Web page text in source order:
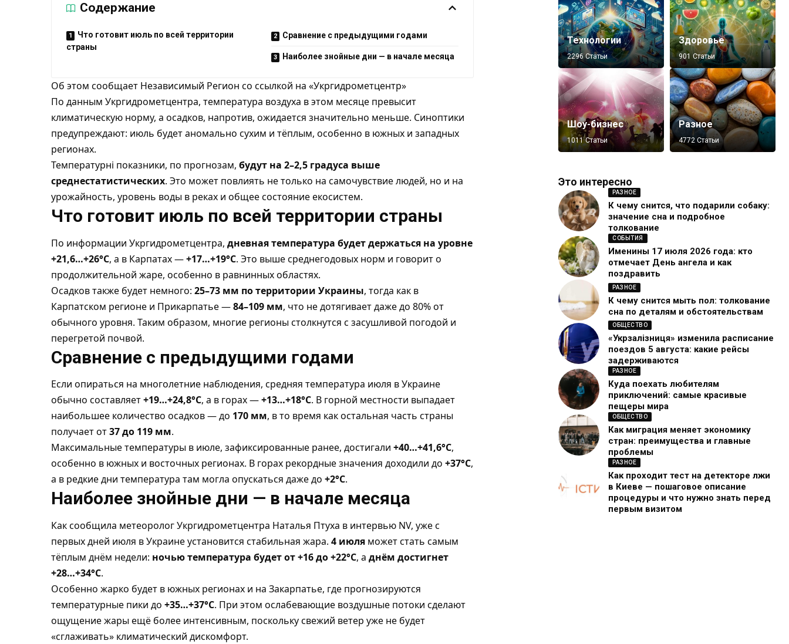
Содержание
Что готовит июль по всей территории
страны
Сравнение с предыдущими годами
Наиболее знойные дни — в начале месяца
Об этом сообщает Независимый Регион со ссылкой на «Укргидрометцентр»
По данным Укргидрометцентра, температура воздуха в этом месяце превысит
климатическую норму, а осадков, напротив, ожидается значительно меньше. Синоптики
предупреждают: июль будет аномально сухим и тёплым, особенно в южных и западных
регионах.
Температурні показники, по прогнозам, будут на 2–2,5 градуса выше
среднестатистических. Это может повлиять не только на самочувствие людей, но и на
урожайность, уровень воды в реках и общее состояние екосистем.
Что готовит июль по всей территории страны
По информации Укргидрометцентра, дневная температура будет держаться на уровне
+21,6…+26°C, а в Карпатах —+17…+19°C. Это выше среднегодовых норм и говорит о
продолжительной жаре, особенно в равнинных областях.
Осадков также будет немного: 25–73 мм по территории Украины, тогда как в
Карпатском регионе и Прикарпатье —84–109 мм, что не дотягивает даже до 80% от
обычного уровня. Таким образом, многие регионы столкнутся с засушливой погодой и
перегретой почвой.
Сравнение с предыдущими годами
Если опираться на многолетние наблюдения, средняя температура июля в Украине
обычно составляет+19…+24,8°C, а в горах —+13…+18°C. В горной местности выпадает
наибольшее количество осадков — до 170 мм, в то время как остальная часть страны
получает от37 до 119 мм.
Максимальные температуры в июле, зафиксированные ранее, достигали +40…+41,6°C,
особенно в южных и восточных регионах. В горах рекордные значения доходили до +37°C,
а в редкие дни температура там могла опускаться даже до +2°C.
Наиболее знойные дни — в начале месяца
Как сообщила метеоролог Укргидрометцентра Наталья Птуха в интервью NV, уже с
первых дней июля в Украине установится стабильная жара. 4 июляможет стать самым
тёплым днём недели: ночью температура будет от +16 до +22°C, а днём достигнет
+28…+34°C.
Особенно жарко будет в южных регионах и на Закарпатье, где прогнозируются
температурные пики до +35…+37°C. При этом ослабевающие воздушные потоки сделают
ощущение жары ещё более интенсивным, поскольку свежий ветер уже не будет
«сглаживать» климатический дискомфорт.
Технологии
2296 Статьи
Здоровье
901 Статьи
Шоу-бизнес
1011 Статьи
Разное
4772 Статьи
Это интересно
РАЗНОЕ
К чему снится, что подарили собаку:
значение сна и подробное
толкование
СОБЫТИЯ
Именины 17 июля 2026 года: кто
отмечает День ангела и как
поздравить
РАЗНОЕ
К чему снится мыть пол: толкование
сна по деталям и обстоятельствам
ОБЩЕСТВО
«Укрзалізниця» изменила расписание
поездов 5 августа: какие рейсы
задерживаются
РАЗНОЕ
Куда поехать любителям
приключений: самые красивые
пещеры мира
ОБЩЕСТВО
Как миграция меняет экономику
стран: преимущества и главные
проблемы
РАЗНОЕ
Как проходит тест на детекторе лжи
в Киеве — пошаговое описание
процедуры и что нужно знать перед
первым визитом